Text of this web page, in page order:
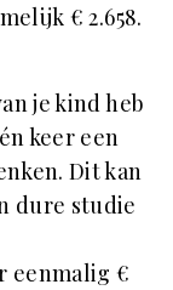
€ 2.658.
je kind heb
keer een
Dit kan
dure studie
eenmalig €